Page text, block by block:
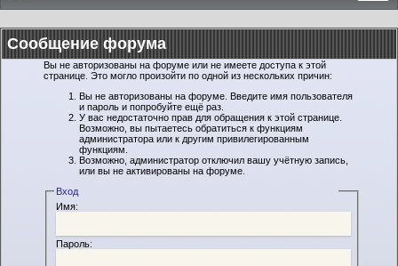
Сообщение форума
Вы не авторизованы на форуме или не имеете доступа к этой
странице. Это могло произойти по одной из нескольких причин:
Вы не авторизованы на форуме. Введите имя пользователя
и пароль и попробуйте ещё раз.
У вас недостаточно прав для обращения к этой странице.
Возможно, вы пытаетесь обратиться к функциям
администратора или к другим привилегированным
функциям.
Возможно, администратор отключил вашу учётную запись,
или вы не активированы на форуме.
Вход
Имя:
Пароль: